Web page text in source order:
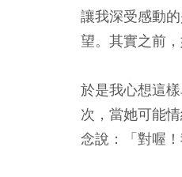
讓我深受感動
望。其實之前
於是我心想這
次，當她可能
念說：「對喔